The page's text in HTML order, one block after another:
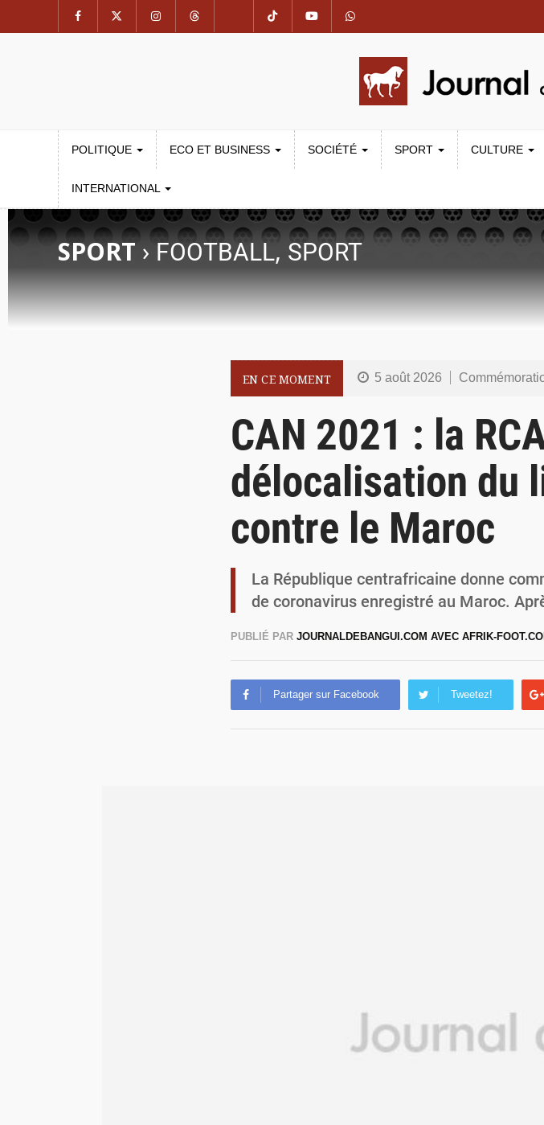
POLITIQUE ECO ET BUSINESS SOCIÉTÉ SPORT CULTURE
INTERNATIONAL
SPORT › FOOTBALL, SPORT
EN CE MOMENT 5 août 2026 Commémoration du 5 août :
4 août 2026 Commémoration du 4
3 août 2026 Burkina Faso : la
3 août 2026 Burkina Faso : une usine
CAN 2021 : la
délocalisation du
contre le Maroc
La République centrafricaine donne
de coronavirus enregistré au Maroc.
PUBLIÉ PAR JOURNALDEBANGUI.COM AVEC AFRIK-
Partager sur Facebook Tweetez!